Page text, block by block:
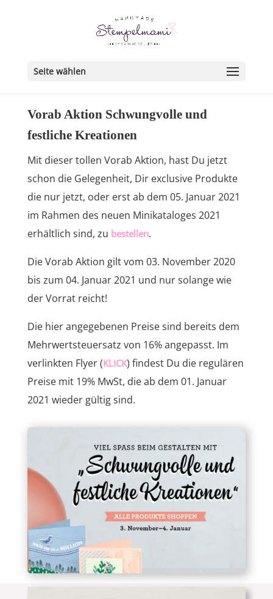
Seite wählen
Vorab Aktion Schwungvolle und
festliche Kreationen
Mit dieser tollen Vorab Aktion, hast Du jetzt
schon die Gelegenheit, Dir exclusive Produkte
die nur jetzt, oder erst ab dem 05. Januar 2021
im Rahmen des neuen Minikataloges 2021
erhältlich sind, zu bestellen.
Die Vorab Aktion gilt vom 03. November 2020
bis zum 04. Januar 2021 und nur solange wie
der Vorrat reicht!
Die hier angegebenen Preise sind bereits dem
Mehrwertsteuersatz von 16% angepasst. Im
verlinkten Flyer (KLICK) findest Du die regulären
Preise mit 19% MwSt, die ab dem 01. Januar
2021 wieder gültig sind.